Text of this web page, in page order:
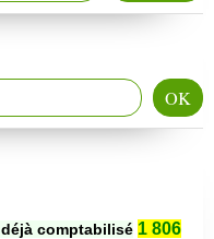
comptabilisé 1 806